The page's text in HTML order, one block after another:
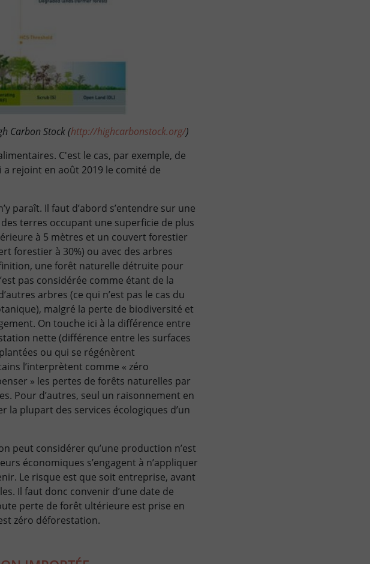
Carbon Stock (http://highcarbonstock.org/)
C'est le cas, par exemple, de
rejoint en août 2019 le comité de
paraît. Il faut d’abord s’entendre sur une
terres occupant une superficie de plus
à 5 mètres et un couvert forestier
forestier à 30%) ou avec des arbres
une forêt naturelle détruite pour
pas considérée comme étant de la
arbres (ce qui n’est pas le cas du
malgré la perte de biodiversité et
On touche ici à la différence entre
nette (différence entre les surfaces
ou qui se régénèrent
l’interprètent comme « zéro
» les pertes de forêts naturelles par
Pour d’autres, seul un raisonnement en
plupart des services écologiques d’un
peut considérer qu’une production n’est
économiques s’engagent à n’appliquer
Le risque est que soit entreprise, avant
Il faut donc convenir d’une date de
perte de forêt ultérieure est prise en
zéro déforestation.